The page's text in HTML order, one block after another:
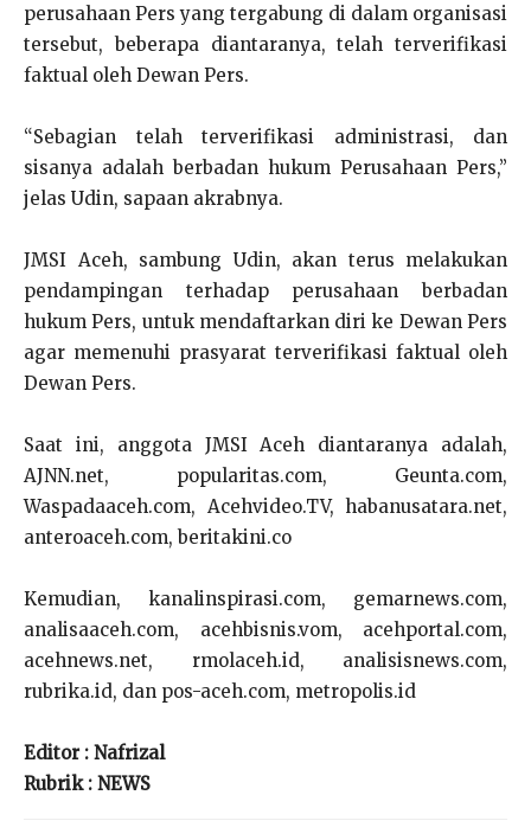
perusahaan Pers yang tergabung di dalam organisasi
tersebut, beberapa diantaranya, telah terverifikasi
faktual oleh Dewan Pers.
“Sebagian telah terverifikasi administrasi, dan
sisanya adalah berbadan hukum Perusahaan Pers,”
jelas Udin, sapaan akrabnya.
JMSI Aceh, sambung Udin, akan terus melakukan
pendampingan terhadap perusahaan berbadan
hukum Pers, untuk mendaftarkan diri ke Dewan Pers
agar memenuhi prasyarat terverifikasi faktual oleh
Dewan Pers.
Saat ini, anggota JMSI Aceh diantaranya adalah,
AJNN.net, popularitas.com, Geunta.com,
Waspadaaceh.com, Acehvideo.TV, habanusatara.net,
anteroaceh.com, beritakini.co
Kemudian, kanalinspirasi.com, gemarnews.com,
analisaaceh.com, acehbisnis.vom, acehportal.com,
acehnews.net, rmolaceh.id, analisisnews.com,
rubrika.id, dan pos-aceh.com, metropolis.id
Editor : Nafrizal
Rubrik : NEWS